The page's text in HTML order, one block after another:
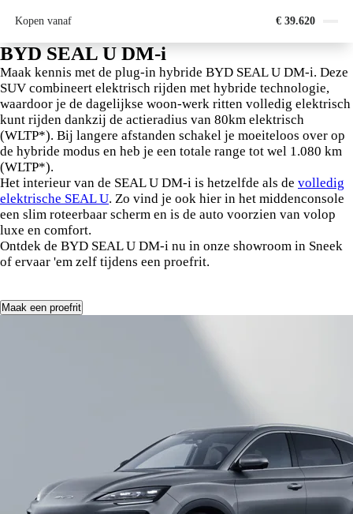
Kopen vanaf € 39.620
BYD SEAL U DM-i
Maak kennis met de plug-in hybride BYD SEAL U DM-i. Deze
SUV combineert elektrisch rijden met hybride technologie,
waardoor je de dagelijkse woon-werk ritten volledig elektrisch
kunt rijden dankzij de actieradius van 80km elektrisch
(WLTP*). Bij langere afstanden schakel je moeiteloos over op
de hybride modus en heb je een totale range tot wel 1.080 km
(WLTP*).
Het interieur van de SEAL U DM-i is hetzelfde als de volledig
elektrische SEAL U. Zo vind je ook hier in het middenconsole
een slim roteerbaar scherm en is de auto voorzien van volop
luxe en comfort.
Ontdek de BYD SEAL U DM-i nu in onze showroom in Sneek
of ervaar 'em zelf tijdens een proefrit.
Maak een proefrit